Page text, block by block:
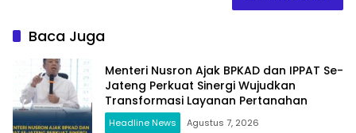
Baca Juga
Menteri Nusron Ajak BPKAD dan IPPAT Se-
Jateng Perkuat Sinergi Wujudkan
Transformasi Layanan Pertanahan
Headline News Agustus 7, 2026